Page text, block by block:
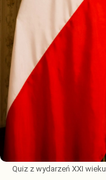
Quiz z wydarzeń XXI wieku